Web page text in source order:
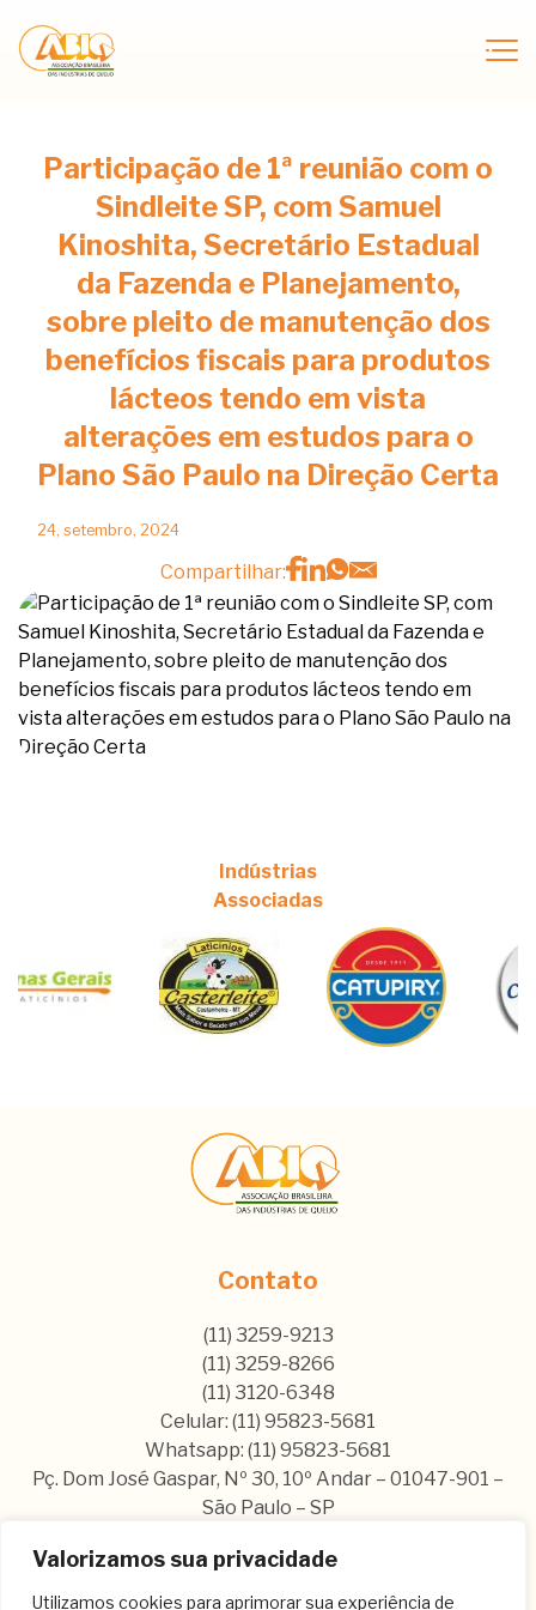
Valorizamos sua privacidade
Utilizamos cookies para aprimorar sua experiência de
Participação de 1ª reunião com o
Sindleite SP, com Samuel
Kinoshita, Secretário Estadual
da Fazenda e Planejamento,
sobre pleito de manutenção dos
benefícios fiscais para produtos
lácteos tendo em vista
alterações em estudos para o
Plano São Paulo na Direção Certa
24, setembro, 2024
Compartilhar:
Indústrias
Associadas
Contato
(11) 3259-9213
(11) 3259-8266
(11) 3120-6348
Celular: (11) 95823-5681
Whatsapp: (11) 95823-5681
Pç. Dom José Gaspar, Nº 30, 10º Andar – 01047-901 –
São Paulo – SP